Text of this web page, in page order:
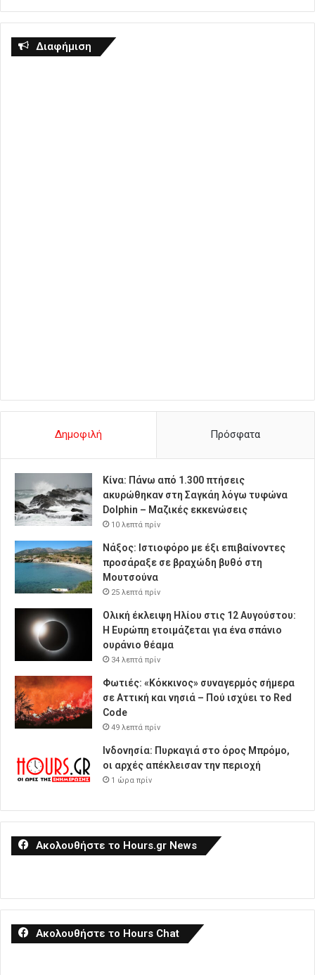
Διαφήμιση
Δημοφιλή Πρόσφατα
Κίνα: Πάνω από 1.300 πτήσεις
ακυρώθηκαν στη Σαγκάη λόγω τυφώνα
Dolphin – Μαζικές εκκενώσεις
10 λεπτά πρίν
Νάξος: Ιστιοφόρο με έξι επιβαίνοντες
προσάραξε σε βραχώδη βυθό στη
Μουτσούνα
25 λεπτά πρίν
Ολική έκλειψη Ηλίου στις 12 Αυγούστου:
Η Ευρώπη ετοιμάζεται για ένα σπάνιο
ουράνιο θέαμα
34 λεπτά πρίν
Φωτιές: «Κόκκινος» συναγερμός σήμερα
σε Αττική και νησιά – Πού ισχύει το Red
Code
49 λεπτά πρίν
Ινδονησία: Πυρκαγιά στο όρος Μπρόμο,
οι αρχές απέκλεισαν την περιοχή
1 ώρα πρίν
Ακολουθήστε το Hours.gr News
Ακολουθήστε το Hours Chat